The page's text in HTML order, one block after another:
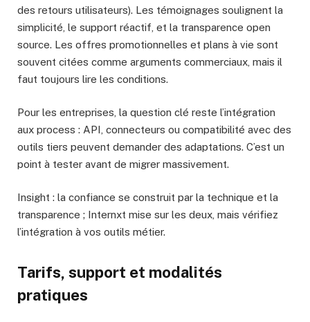
des retours utilisateurs). Les témoignages soulignent la
simplicité, le support réactif, et la transparence open
source. Les offres promotionnelles et plans à vie sont
souvent citées comme arguments commerciaux, mais il
faut toujours lire les conditions.
Pour les entreprises, la question clé reste l’intégration
aux process : API, connecteurs ou compatibilité avec des
outils tiers peuvent demander des adaptations. C’est un
point à tester avant de migrer massivement.
Insight : la confiance se construit par la technique et la
transparence ; Internxt mise sur les deux, mais vérifiez
l’intégration à vos outils métier.
Tarifs, support et modalités
pratiques